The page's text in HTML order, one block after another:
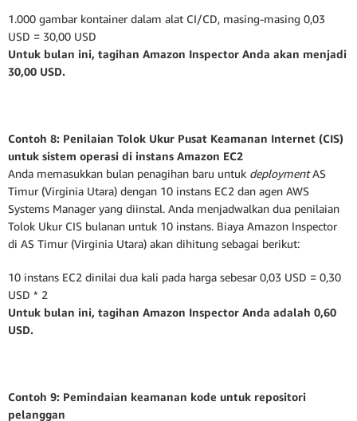
1.000 gambar kontainer dalam alat CI/CD, masing-masing 0,03
USD = 30,00 USD
Untuk bulan ini, tagihan Amazon Inspector Anda akan menjadi
30,00 USD.
Contoh 8: Penilaian Tolok Ukur Pusat Keamanan Internet (CIS)
untuk sistem operasi di instans Amazon EC2
Anda memasukkan bulan penagihan baru untuk deploymentAS
Timur (Virginia Utara) dengan 10 instans EC2 dan agen AWS
Systems Manager yang diinstal. Anda menjadwalkan dua penilaian
Tolok Ukur CIS bulanan untuk 10 instans. Biaya Amazon Inspector
di AS Timur (Virginia Utara) akan dihitung sebagai berikut:
10 instans EC2 dinilai dua kali pada harga sebesar 0,03 USD = 0,30
USD * 2
Untuk bulan ini, tagihan Amazon Inspector Anda adalah 0,60
USD.
Contoh 9: Pemindaian keamanan kode untuk repositori
pelanggan